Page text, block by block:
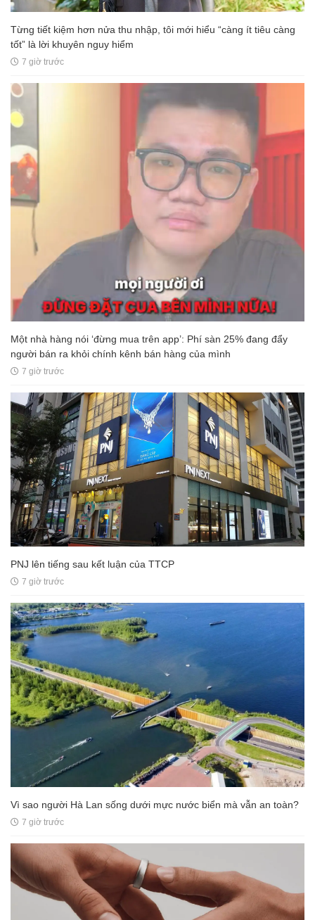
Từng tiết kiệm hơn nửa thu nhập, tôi mới hiểu “càng ít tiêu càng
tốt” là lời khuyên nguy hiểm
7 giờ trước
Một nhà hàng nói ‘đừng mua trên app’: Phí sàn 25% đang đẩy
người bán ra khỏi chính kênh bán hàng của mình
7 giờ trước
PNJ lên tiếng sau kết luận của TTCP
7 giờ trước
Vì sao người Hà Lan sống dưới mực nước biển mà vẫn an toàn?
7 giờ trước